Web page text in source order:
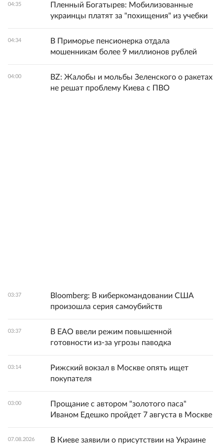
04:35
Пленный Богатырев: Мобилизованные
украинцы платят за "похищения" из учебки
04:34
В Приморье пенсионерка отдала
мошенникам более 9 миллионов рублей
04:00
BZ: Жалобы и мольбы Зеленского о ракетах
не решат проблему Киева с ПВО
03:37
Bloomberg: В киберкомандовании США
произошла серия самоубийств
03:37
В ЕАО ввели режим повышенной
готовности из-за угрозы паводка
03:14
Рижский вокзал в Москве опять ищет
покупателя
03:00
Прощание с автором "золотого паса"
Иваном Едешко пройдет 7 августа в Москве
07.08.2026
В Киеве заявили о присутствии на Украине